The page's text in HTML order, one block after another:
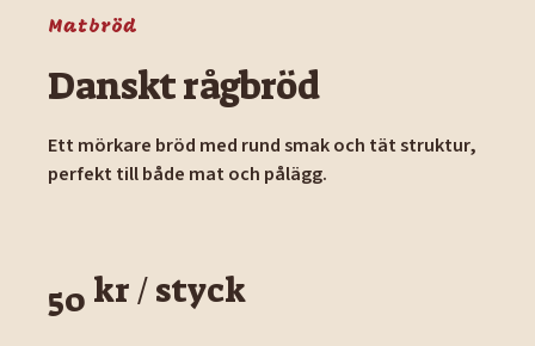
Matbröd
Danskt rågbröd
Ett mörkare bröd med rund smak och tät struktur,
perfekt till både mat och pålägg.
50 kr / styck